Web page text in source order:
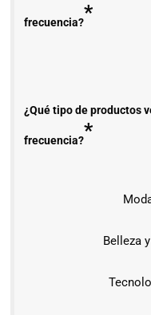
frecuencia?*
¿Qué tipo de productos
frecuencia?*
Belleza